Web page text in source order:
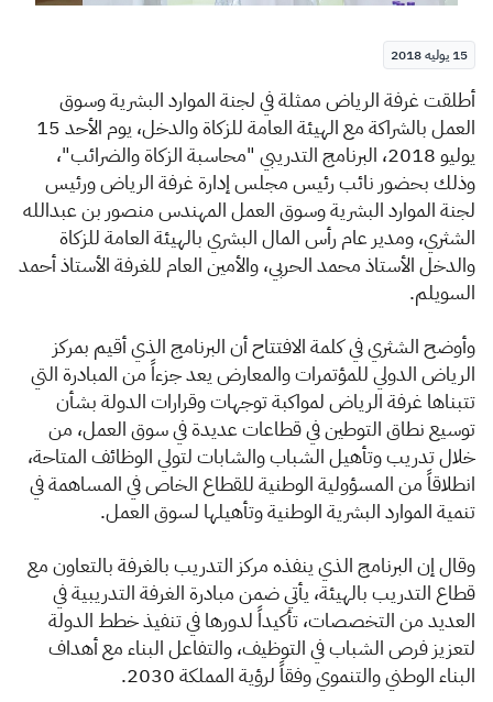
15 يوليه 2018
​أطلقت غرفة الرياض ممثلة في لجنة الموارد البشرية وسوق
العمل بالشراكة مع الهيئة العامة للزكاة والدخل، يوم الأحد 15
يوليو 2018، البرنامج التدريبي "محاسبة الزكاة والضرائب"،
وذلك بحضور نائب رئيس مجلس إدارة غرفة الرياض ورئيس
لجنة الموارد البشرية وسوق العمل المهندس منصور بن عبدالله
الشثري، ومدير عام رأس المال البشري بالهيئة العامة للزكاة
والدخل الأستاذ محمد الحربي، والأمين العام للغرفة الأستاذ أحمد
السويلم.
​وأوضح الشثري في كلمة الافتتاح أن البرنامج الذي أقيم بمركز
الرياض الدولي للمؤتمرات والمعارض يعد جزءاً من المبادرة التي
تتبناها غرفة الرياض لمواكبة توجهات وقرارات الدولة بشأن
توسيع نطاق التوطين في قطاعات عديدة في سوق العمل، من
خلال تدريب وتأهيل الشباب والشابات لتولي الوظائف المتاحة،
انطلاقاً من المسؤولية الوطنية للقطاع الخاص في المساهمة في
تنمية الموارد البشرية الوطنية وتأهيلها لسوق العمل.
وقال إن البرنامج الذي ينفذه مركز التدريب بالغرفة بالتعاون مع
قطاع التدريب بالهيئة، يأتي ضمن مبادرة الغرفة التدريبية في
العديد من التخصصات، تأكيداً لدورها في تنفيذ خطط الدولة
لتعزيز فرص الشباب في التوظيف، والتفاعل البناء مع أهداف
البناء الوطني والتنموي وفقاً لرؤية المملكة 2030.